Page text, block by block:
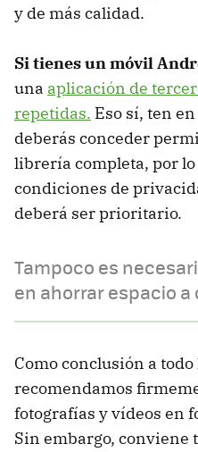
y de más calidad.
Si tienes un móvil
una aplicación de
repetidas. Eso sí, ten
deberás conceder
librería completa, por
condiciones de
deberá ser prioritario.
Tampoco es
en ahorrar espacio
Como conclusión a
recomendamos
fotografías y vídeos en
Sin embargo, conviene